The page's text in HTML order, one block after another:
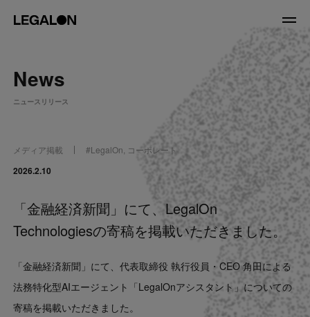
About
役員紹介
Service
News
LegalOn Now
News
ニュースリリース
メディア掲載 #LegalOn コーポレート
2026.2.10
「金融経済新聞」にて、LegalOn
Technologiesの寄稿を掲載いただきました。
「金融経済新聞」にて、代表取締役 執行役員・CEO 角田による
法務特化型AIエージェント「LegalOnアシスタント」についての
寄稿を掲載いただきました。